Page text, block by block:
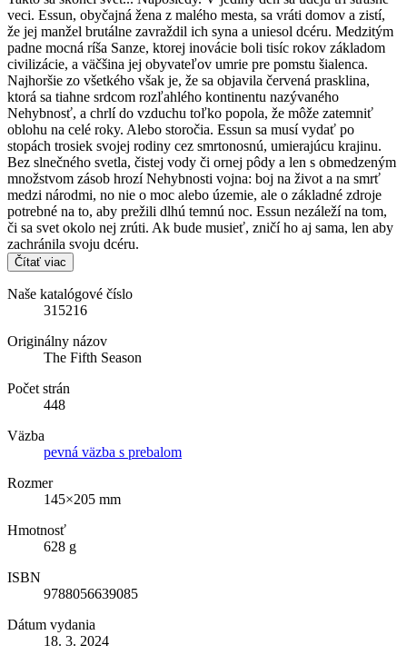
veci. Essun, obyčajná žena z malého mesta, sa vráti domov a zistí,
že jej manžel brutálne zavraždil ich syna a uniesol dcéru. Medzitým
padne mocná ríša Sanze, ktorej inovácie boli tisíc rokov základom
civilizácie, a väčšina jej obyvateľov umrie pre pomstu šialenca.
Najhoršie zo všetkého však je, že sa objavila červená prasklina,
ktorá sa tiahne srdcom rozľahlého kontinentu nazývaného
Nehybnosť, a chrlí do vzduchu toľko popola, že môže zatemniť
oblohu na celé roky. Alebo storočia. Essun sa musí vydať po
stopách trosiek svojej rodiny cez smrtonosnú, umierajúcu krajinu.
Bez slnečného svetla, čistej vody či ornej pôdy a len s obmedzeným
množstvom zásob hrozí Nehybnosti vojna: boj na život a na smrť
medzi národmi, no nie o moc alebo územie, ale o základné zdroje
potrebné na to, aby prežili dlhú temnú noc. Essun nezáleží na tom,
či sa svet okolo nej zrúti. Ak bude musieť, zničí ho aj sama, len aby
zachránila svoju dcéru.
Čítať viac
Naše katalógové číslo
315216
Originálny názov
The Fifth Season
Počet strán
448
Väzba
pevná väzba s prebalom
Rozmer
145×205 mm
Hmotnosť
628 g
ISBN
9788056639085
Dátum vydania
18. 3. 2024